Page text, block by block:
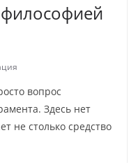
вопрос
Здесь нет
не столько средство